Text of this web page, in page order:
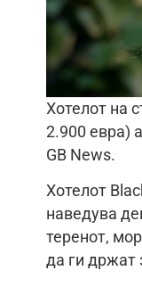
Хотелот на
2.900 евра)
GB News.
Хотелот
наведува
теренот,
да ги држат